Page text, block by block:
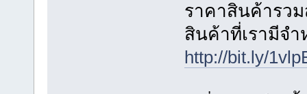
ราคาสินค้ารว
สินค้าที่เรามีจ
http://bit.ly/